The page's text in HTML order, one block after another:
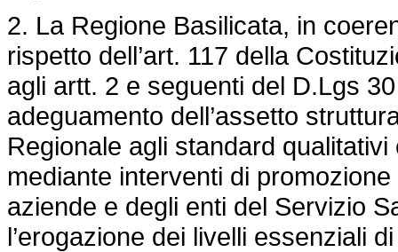
2. La Regione Basilicata, in
rispetto dell’art. 117 della
agli artt. 2 e seguenti del D.Lgs
adeguamento dell’assetto
Regionale agli standard
mediante interventi di
aziende e degli enti del Servizio
l’erogazione dei livelli essenziali